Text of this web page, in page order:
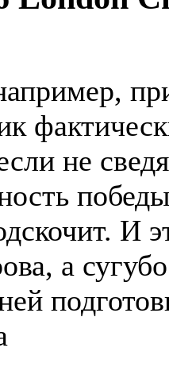
не
И
а